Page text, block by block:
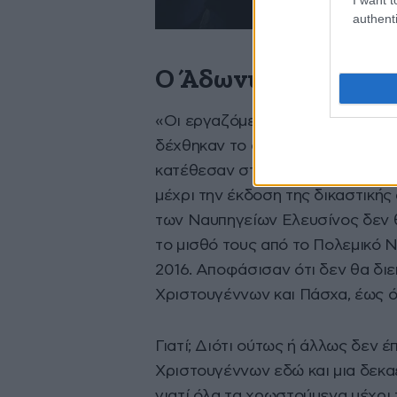
Ο Άδωνις
«Οι εργαζόμενοι των
δέχθηκαν το σχέδιο
κατέθεσαν στο δικαστήριο με τη
μέχρι την έκδοση της
των Ναυπηγείων Ελευσίνος δεν
το μισθό τους από το Πολεμικό
2016. Αποφάσισαν ότι δεν θα
Χριστουγέννων και Πάσχα, έως
Γιατί; Διότι ούτως ή άλλως δεν
Χριστουγέννων εδώ και μια